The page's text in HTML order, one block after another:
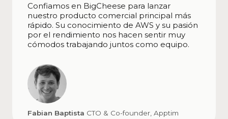
Confiamos en BigCheese para lanzar
nuestro producto comercial principal más
rápido. Su conocimiento de AWS y su pasión
por el rendimiento nos hacen sentir muy
cómodos trabajando juntos como equipo.
Fabian Baptista CTO & Co-founder, Apptim